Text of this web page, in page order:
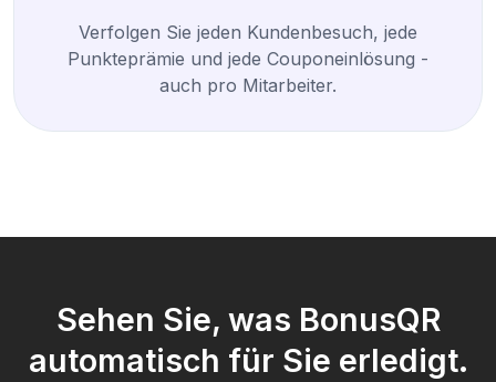
Verfolgen Sie jeden Kundenbesuch, jede
Punkteprämie und jede Couponeinlösung -
auch pro Mitarbeiter.
Sehen Sie, was BonusQR
automatisch für Sie erledigt.